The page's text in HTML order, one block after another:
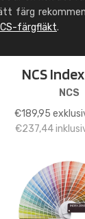
färg
färgfläkt.
NCS
NCS
€189,95
€237,44